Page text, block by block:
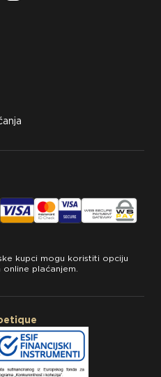
kupci mogu koristiti opciju
plaćanjem.